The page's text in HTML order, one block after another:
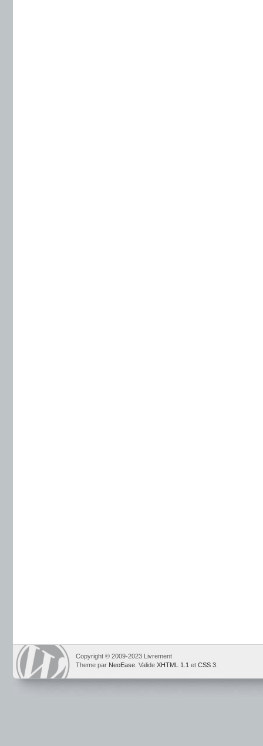
Copyright © 2009-2023 Livrement
Theme par NeoEase . Valide XHTML 1.1 et CSS 3